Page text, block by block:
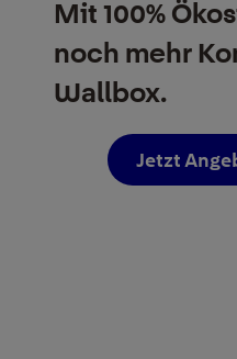
Mit 100%
noch mehr
Wallbox.
Jetzt